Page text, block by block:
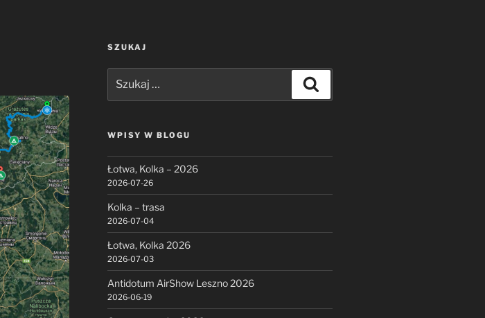
SZUKAJ
WPISY W BLOGU
Łotwa, Kolka – 2026
2026-07-26
Kolka – trasa
2026-07-04
Łotwa, Kolka 2026
2026-07-03
Antidotum AirShow Leszno 2026
2026-06-19